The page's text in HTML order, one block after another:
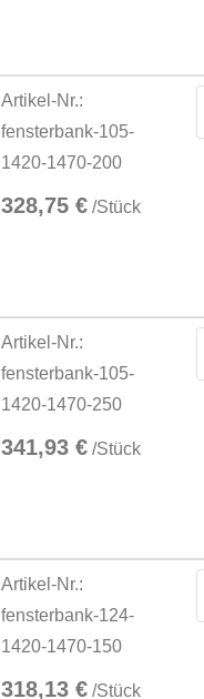
Artikel-Nr.:
fensterbank-105-
1420-1470-200
328,75 € /Stück
Artikel-Nr.:
fensterbank-105-
1420-1470-250
341,93 € /Stück
Artikel-Nr.:
fensterbank-124-
1420-1470-150
318,13 € /Stück